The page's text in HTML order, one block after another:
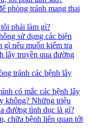
phòng tránh mang thai
phải làm gì?
sử dụng các biện
gì nếu muốn kiểm tra
lây truyền qua đường
tránh các bệnh lây
có mắc các bệnh lây
không? Những triệu
đường tình dục là gì?
chữa bệnh liên quan tới